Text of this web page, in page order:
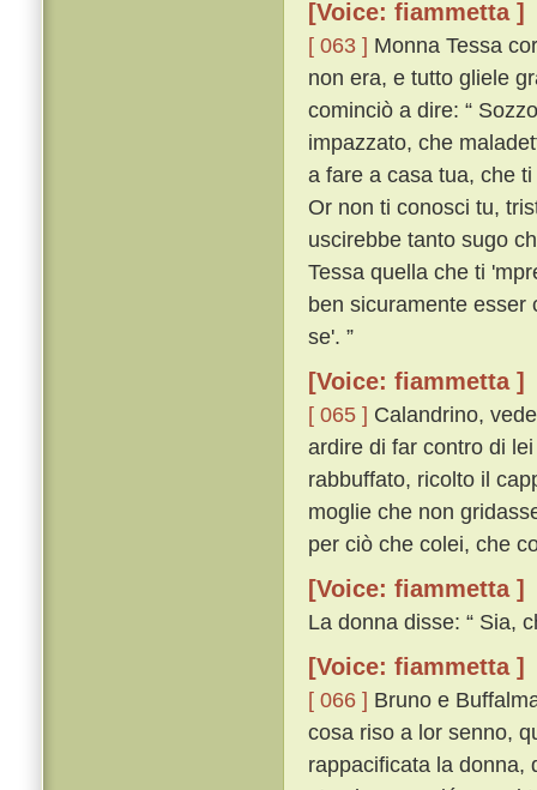
[Voice: fiammetta ]
[ 063 ] Monna Tessa
non era, e tutto gliele
cominciò a dire: “
impazzato, che
a fare a casa tua, che
Or non ti conosci tu,
uscirebbe tanto sugo
Tessa quella che ti
ben sicuramente esser
se'. ”
[Voice: fiammetta ]
[ 065 ] Calandrino,
ardire di far contro di
rabbuffato, ricolto il
moglie che non
per ciò che colei, che
[Voice: fiammetta ]
La donna disse: “ Sia,
[Voice: fiammetta ]
[ 066 ] Bruno e
cosa riso a lor senno,
rappacificata la donna,